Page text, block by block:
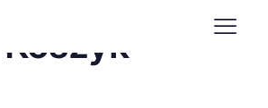
Koszyk